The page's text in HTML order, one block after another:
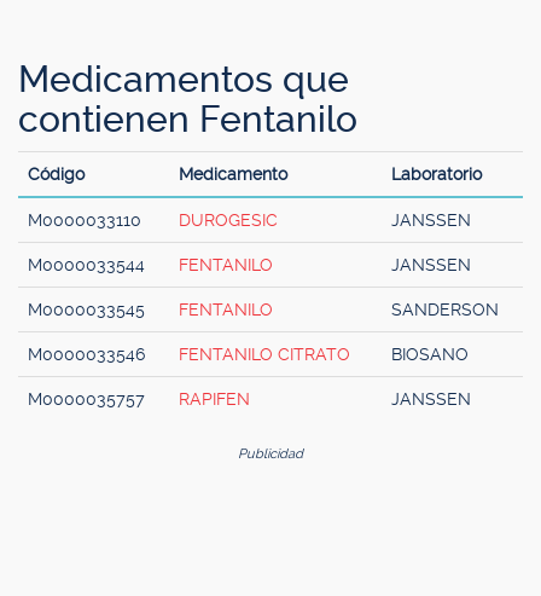
Medicamentos que
contienen Fentanilo
Código Medicamento Laboratorio
M0000033110 DUROGESIC JANSSEN
M0000033544 FENTANILO JANSSEN
M0000033545 FENTANILO SANDERSON
M0000033546 FENTANILO CITRATO BIOSANO
M0000035757 RAPIFEN JANSSEN
Publicidad